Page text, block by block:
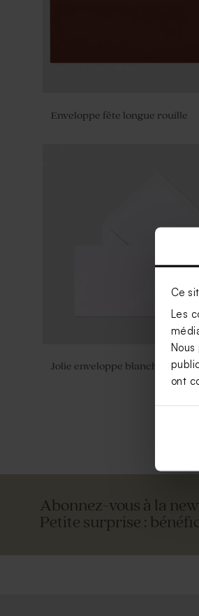
Ce
Les
ont
Enveloppe fête longue rouille
Jolie enveloppe blanche
Abonnez-vous à la
Petite surprise :